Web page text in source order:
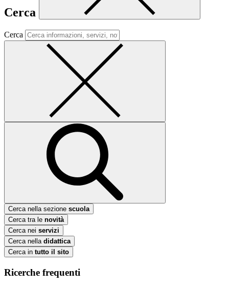
Cerca
Cerca
Cerca nella sezione scuola
Cerca tra le novità
Cerca nei servizi
Cerca nella didattica
Cerca in tutto il sito
Ricerche frequenti